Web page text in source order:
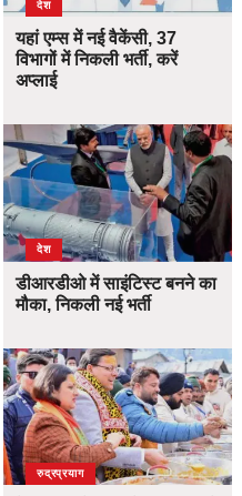
देश
यहां एम्स में नई वैकेंसी, 37
विभागों में निकली भर्ती, करें
अप्लाई
देश
डीआरडीओ में साइंटिस्ट बनने का
मौका, निकली नई भर्ती
उत्तराखंड
देश
रुद्रप्रयाग